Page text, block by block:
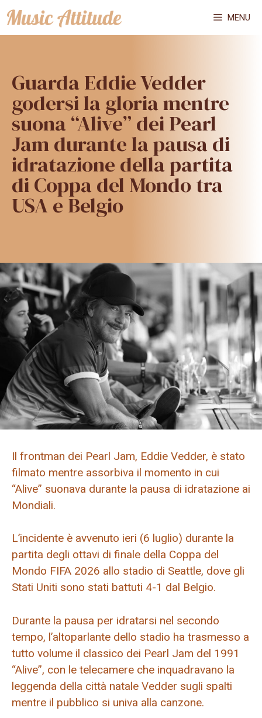
Vai
al
MENU
Guarda Eddie Vedder
godersi la gloria mentre
suona “Alive” dei Pearl
Jam durante la pausa di
idratazione della partita
di Coppa del Mondo tra
USA e Belgio
Il frontman dei Pearl Jam, Eddie Vedder, è stato
filmato mentre assorbiva il momento in cui
“Alive” suonava durante la pausa di idratazione ai
Mondiali.
L’incidente è avvenuto ieri (6 luglio) durante la
partita degli ottavi di finale della Coppa del
Mondo FIFA 2026 allo stadio di Seattle, dove gli
Stati Uniti sono stati battuti 4-1 dal Belgio.
Durante la pausa per idratarsi nel secondo
tempo, l’altoparlante dello stadio ha trasmesso a
tutto volume il classico dei Pearl Jam del 1991
“Alive”, con le telecamere che inquadravano la
leggenda della città natale Vedder sugli spalti
mentre il pubblico si univa alla canzone.